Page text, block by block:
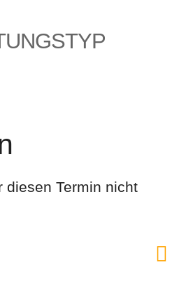
diesen Termin nicht